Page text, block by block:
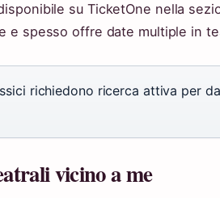
su TicketOne nella
e spesso offre date multiple in
richiedono ricerca attiva per
vicino a me